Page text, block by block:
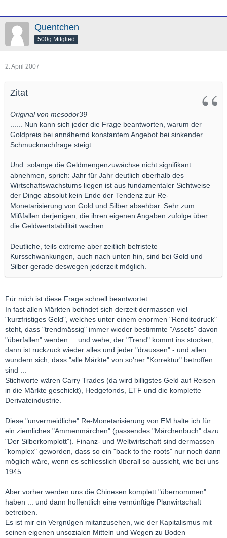
Quentchen
500g Mitglied
2. April 2007
Zitat
Original von mesodor39
...... Nun kann sich jeder die Frage beantworten, warum der
Goldpreis bei annähernd konstantem Angebot bei sinkender
Schmucknachfrage steigt.
Und: solange die Geldmengenzuwächse nicht signifikant
abnehmen, sprich: Jahr für Jahr deutlich oberhalb des
Wirtschaftswachstums liegen ist aus fundamentaler Sichtweise
der Dinge absolut kein Ende der Tendenz zur Re-
Monetarisierung von Gold und Silber absehbar. Sehr zum
Mißfallen derjenigen, die ihren eigenen Angaben zufolge über
die Geldwertstabilität wachen.
Deutliche, teils extreme aber zeitlich befristete
Kursschwankungen, auch nach unten hin, sind bei Gold und
Silber gerade deswegen jederzeit möglich.
Für mich ist diese Frage schnell beantwortet:
In fast allen Märkten befindet sich derzeit dermassen viel
"kurzfristiges Geld", welches unter einem enormen "Renditedruck"
steht, dass "trendmässig" immer wieder bestimmte "Assets" davon
"überfallen" werden ... und wehe, der "Trend" kommt ins stocken,
dann ist ruckzuck wieder alles und jeder "draussen" - und allen
wundern sich, dass "alle Märkte" von so'ner "Korrektur" betroffen
sind ...
Stichworte wären Carry Trades (da wird billigstes Geld auf Reisen
in die Märkte geschickt), Hedgefonds, ETF und die komplette
Derivateindustrie.
Diese "unvermeidliche" Re-Monetarisierung von EM halte ich für
ein ziemliches "Ammenmärchen" (passendes "Märchenbuch" dazu:
"Der Silberkomplott"). Finanz- und Weltwirtschaft sind dermassen
"komplex" geworden, dass so ein "back to the roots" nur noch dann
möglich wäre, wenn es schliesslich überall so aussieht, wie bei uns
1945.
Aber vorher werden uns die Chinesen komplett "übernommen"
haben ... und dann hoffentlich eine vernünftige Planwirtschaft
betreiben.
Es ist mir ein Vergnügen mitanzusehen, wie der Kapitalismus mit
seinen eigenen unsozialen Mitteln und Wegen zu Boden